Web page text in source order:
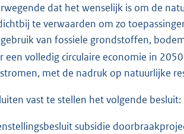
dat het wenselijk is om de
te verwaarden om zo
van fossiele grondstoffen,
een volledig circulaire economie in
met de nadruk op natuurlijke
vast te stellen het volgende besluit:
subsidie